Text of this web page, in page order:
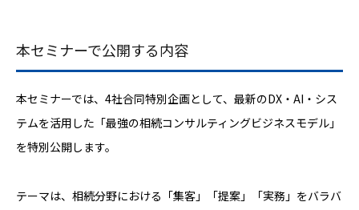
本セミナーで公開する内容
本セミナーでは、4社合同特別企画として、最新のDX・AI・シス
テムを活用した「最強の相続コンサルティングビジネスモデル」
を特別公開します。
テーマは、相続分野における「集客」「提案」「実務」をバラバ